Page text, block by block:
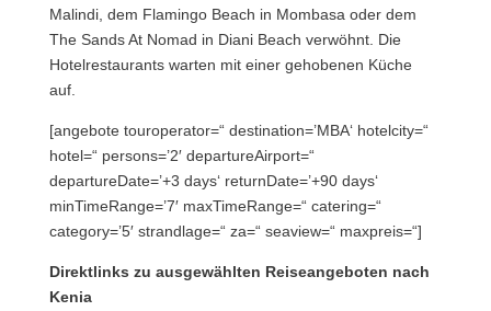
Malindi, dem Flamingo Beach in Mombasa oder dem
The Sands At Nomad in Diani Beach verwöhnt. Die
Hotelrestaurants warten mit einer gehobenen Küche
auf.
[angebote touroperator=“ destination=’MBA‘ hotelcity=“
hotel=“ persons=’2′ departureAirport=“
departureDate=’+3 days‘ returnDate=’+90 days‘
minTimeRange=’7′ maxTimeRange=“ catering=“
category=’5′ strandlage=“ za=“ seaview=“ maxpreis=“]
Direktlinks zu ausgewählten Reiseangeboten nach
Kenia